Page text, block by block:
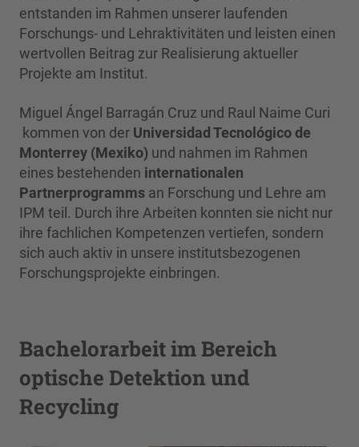
entstanden im Rahmen unserer laufenden
Forschungs- und Lehraktivitäten und leisten einen
wertvollen Beitrag zur Realisierung aktueller
Projekte am Institut.
Miguel Ángel Barragán Cruz und Raul Naime Curi
kommen von der Universidad Tecnológico de
Monterrey (Mexiko) und nahmen im Rahmen
eines bestehenden internationalen
Partnerprogramms an Forschung und Lehre am
IPM teil. Durch ihre Arbeiten konnten sie nicht nur
ihre fachlichen Kompetenzen vertiefen, sondern
sich auch aktiv in unsere institutsbezogenen
Forschungsprojekte einbringen.
Bachelorarbeit im Bereich
optische Detektion und
Recycling